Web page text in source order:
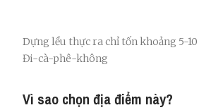
Dựng lều thực ra chỉ tốn khoảng 5-
Đi-cà-phê-không
Vì sao chọn địa điểm này?